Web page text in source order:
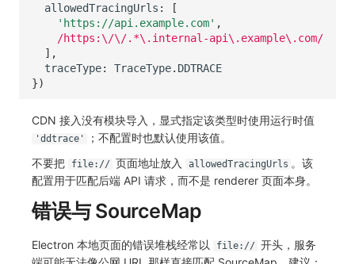
allowedTracingUrls :
[
'https://api.example.com' ,
/https:\/\/.*\.internal-api\.example\.com/
],
traceType: TraceType. DDTRACE
})
CDN 接入没有模块导入，显式指定该类型时使用运行时值
'ddtrace'
；不配置时也默认使用该值。
不要把
file:// 页面地址放入 allowedTracingUrls 。该
配置用于匹配后端 API 请求，而不是 renderer 页面本身。
错误与 SourceMap
Electron 本地页面的错误堆栈经常以 file:// 开头，服务